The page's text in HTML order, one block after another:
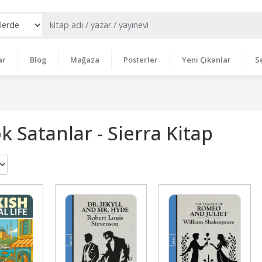
Blog Mağaza Posterler Yeni Çıkanlar
Satanlar - Sierra Kitap